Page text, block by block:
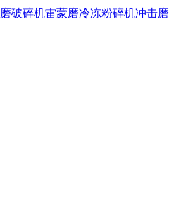
破碎机雷蒙磨冷冻粉碎机冲击磨